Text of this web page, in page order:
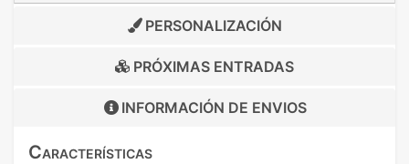
PERSONALIZACIÓN
PRÓXIMAS ENTRADAS
INFORMACIÓN DE ENVIOS
Características